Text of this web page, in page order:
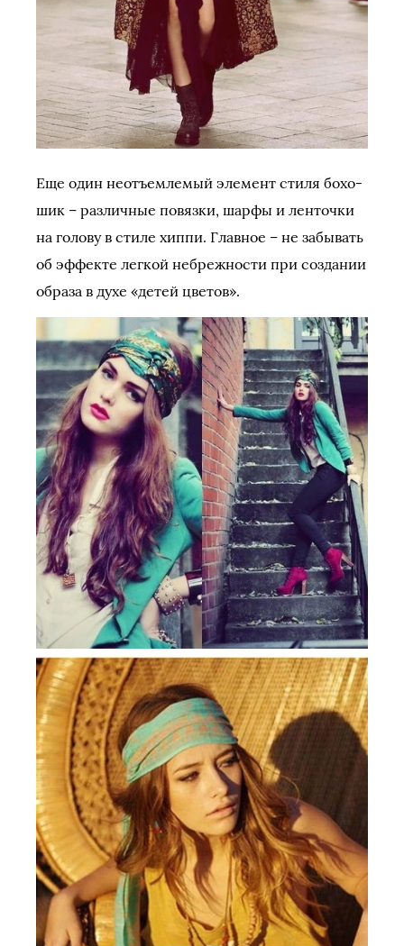
Еще один неотъемлемый элемент стиля бохо-
шик – различные повязки, шарфы и ленточки
на голову в стиле хиппи. Главное – не забывать
об эффекте легкой небрежности при создании
образа в духе «детей цветов».